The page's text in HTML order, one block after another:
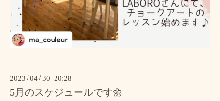
2023 /04 /30 20:28
5月のスケジュールです🌼